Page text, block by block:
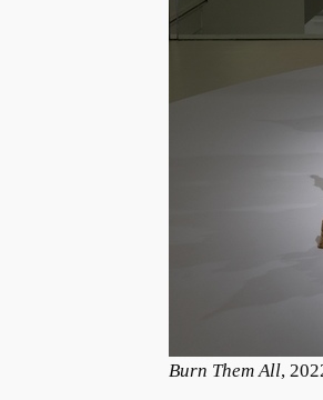
Burn Them All,